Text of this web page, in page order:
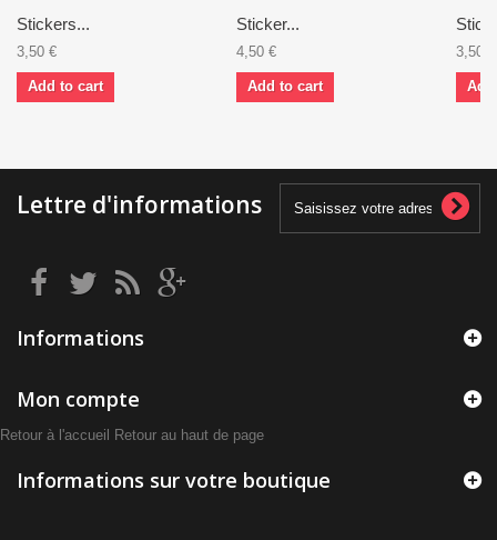
Stickers...
3,50 €
Add to cart
Sticker...
4,50 €
Add to cart
3,50 €
Lettre d'informations
Informations
Mon compte
Retour à l'accueil Retour au haut de page
Informations sur votre boutique